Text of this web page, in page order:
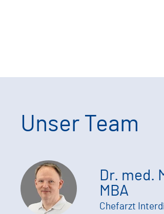
Unser Team
Dr. med.
MBA
Chefarzt